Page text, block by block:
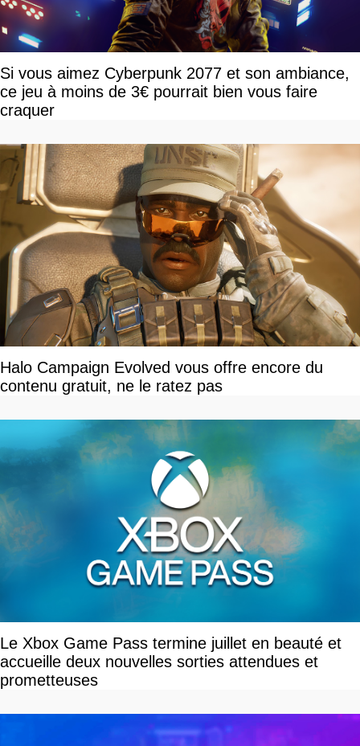
Si vous aimez Cyberpunk 2077 et son ambiance,
ce jeu à moins de 3€ pourrait bien vous faire
craquer
Halo Campaign Evolved vous offre encore du
contenu gratuit, ne le ratez pas
Le Xbox Game Pass termine juillet en beauté et
accueille deux nouvelles sorties attendues et
prometteuses